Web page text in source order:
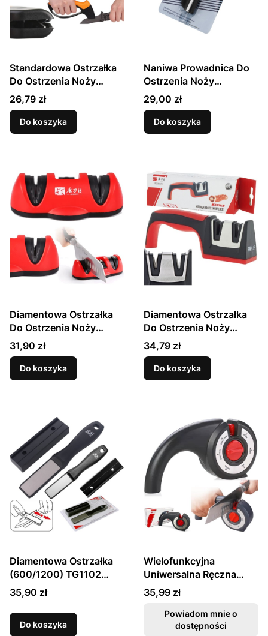
Standardowa Ostrzałka
Do Ostrzenia Noży
Stalka TY1708 TAIDEA
Cena
26,79 zł
Do koszyka
Naniwa Prowadnica Do
Ostrzenia Noży
Utrzymuje Stały Kąt A-
901
Cena
29,00 zł
Do koszyka
Diamentowa Ostrzałka
Do Ostrzenia Noży
(360/1200) TG1203
TAIDEA
Cena
31,90 zł
Do koszyka
Diamentowa Ostrzałka
Do Ostrzenia Noży
TG1503 TAIDEA
Cena
34,79 zł
Do koszyka
Diamentowa Ostrzałka
(600/1200) TG1102
TAIDEA
Cena
35,90 zł
Do koszyka
Wielofunkcyjna
Uniwersalna Ręczna
Ostrzałka Do Ostrzenia
Noży i Nożyczek
TG2016 TAIDEA
Cena
35,99 zł
Powiadom mnie o
dostępności